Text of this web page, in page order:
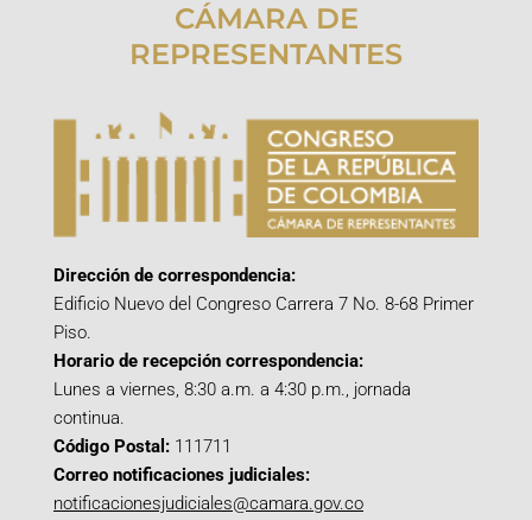
CÁMARA DE
REPRESENTANTES
Dirección de correspondencia:
Edificio Nuevo del Congreso Carrera 7 No. 8-68 Primer
Piso.
Horario de recepción correspondencia:
Lunes a viernes, 8:30 a.m. a 4:30 p.m., jornada
continua.
Código Postal: 111711
Correo notificaciones judiciales:
notificacionesjudiciales@camara.gov.co